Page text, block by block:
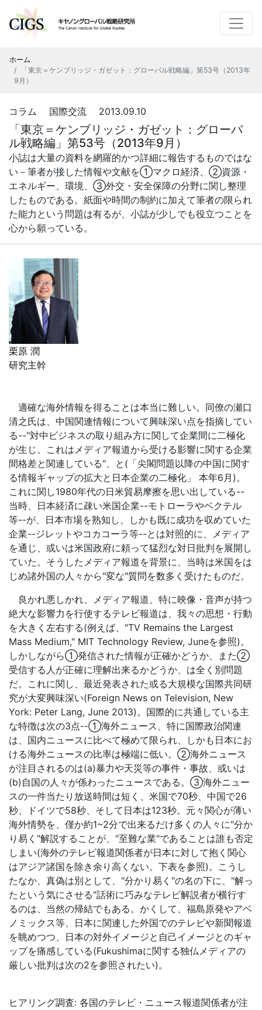
ホーム
「東京＝ケンブリッジ・ガゼット：グローバル戦略編」第53号（2013年
9月）
コラム 国際交流 2013.09.10
「東京＝ケンブリッジ・ガゼット：グローバ
ル戦略編」第53号（2013年9月）
小誌は大量の資料を網羅的かつ詳細に報告するものではな
い－筆者が接した情報や文献を①マクロ経済、②資源・
エネルギー、環境、③外交・安全保障の分野に関し整理
したものである。紙面や時間の制約に加えて筆者の限られ
た能力という問題は有るが、小誌が少しでも役立つことを
心から願っている。
栗原 潤
研究主幹
適確な海外情報を得ることは本当に難しい。同僚の瀬口
清之氏は、中国関連情報について興味深い点を指摘してい
る--"対中ビジネスの取り組み方に関して企業間に二極化
が生じ、これはメディア報道から受ける影響に関する企業
間格差と関連している"、と(「尖閣問題以降の中国に関す
る情報ギャップの拡大と日本企業の二極化」 本年6月)。
これに関し1980年代の日米貿易摩擦を思い出している--
当時、日本経済に疎い米国企業--モトローラやベクテル
等--が、日本市場を熟知し、しかも既に成功を収めていた
企業--ジレットやコカコーラ等--とは対照的に、メディア
を通じ、或いは米国政府に頼って猛烈な対日批判を展開し
ていた。そうしたメディア報道を背景に、当時は米国をは
じめ諸外国の人々から"変な"質問を数多く受けたものだ。
良かれ悪しかれ、メディア報道、特に映像・音声が持つ
絶大な影響力を行使するテレビ報道は、我々の思想・行動
を大きく左右する(例えば、"TV Remains the Largest
Mass Medium," MIT Technology Review, Juneを参照)。
しかしながら①発信された情報が正確かどうか、また②
受信する人が正確に理解出来るかどうか、は全く別問題
だ。これに関し、最近発表された或る大規模な国際共同研
究が大変興味深い(Foreign News on Television, New
York: Peter Lang, June 2013)。国際的に共通している主
な特徴は次の3点--①海外ニュース、特に国際政治関連
は、国内ニュースに比べて極めて限られ、しかも日本にお
ける海外ニュースの比率は極端に低い。②海外ニュース
が注目されるのは(a)暴力や天災等の事件・事故、或いは
(b)自国の人々が係わったニュースである。③海外ニュー
スの一件当たり放送時間は短く、米国で70秒、中国で26
秒、ドイツで58秒、そして日本は123秒。元々関心が薄い
海外情勢を、僅か約1~2分で出来るだけ多くの人々に"分か
り易く"解説することが、"至難な業"であることは誰も否定
しまい(海外のテレビ報道関係者が日本に対して抱く関心
はアジア諸国を除き余り高くない。下表を参照)。こうし
たなか、真偽は別として、"分かり易く"の名の下に、"解っ
たという気にさせる"話術に巧みなテレビ解説者が横行す
るのは、当然の帰結でもある。かくして、福島原発やアベ
ノミックス等、日本に関連した外国でのテレビや新聞報道
を眺めつつ、日本の対外イメージと自己イメージとのギャ
ップを痛感している(Fukushimaに関する独仏メディアの
厳しい批判は次の2を参照されたい)。
ヒアリング調査: 各国のテレビ・ニュース報道関係者が注